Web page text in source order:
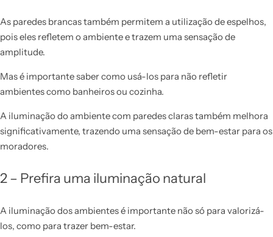
As paredes brancas também permitem a utilização de espelhos,
pois eles refletem o ambiente e trazem uma sensação de
amplitude.
Mas é importante saber como usá-los para não refletir
ambientes como banheiros ou cozinha.
A iluminação do ambiente com paredes claras também melhora
significativamente, trazendo uma sensação de bem-estar para os
moradores.
2 – Prefira uma iluminação natural
A iluminação dos ambientes é importante não só para valorizá-
los, como para trazer bem-estar.